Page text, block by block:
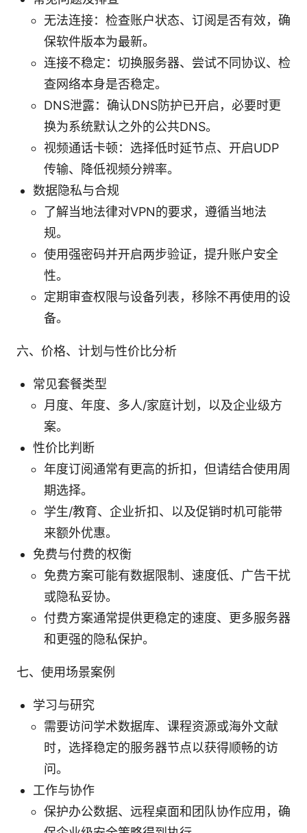
无法连接：检查账户状态、订阅是否有效，确
保软件版本为最新。
连接不稳定：切换服务器、尝试不同协议、检
查网络本身是否稳定。
DNS泄露：确认DNS防护已开启，必要时更
换为系统默认之外的公共DNS。
视频通话卡顿：选择低时延节点、开启UDP
传输、降低视频分辨率。
数据隐私与合规
了解当地法律对VPN的要求，遵循当地法
规。
使用强密码并开启两步验证，提升账户安全
性。
定期审查权限与设备列表，移除不再使用的设
备。
六、价格、计划与性价比分析
常见套餐类型
月度、年度、多人/家庭计划，以及企业级方
案。
性价比判断
年度订阅通常有更高的折扣，但请结合使用周
期选择。
学生/教育、企业折扣、以及促销时机可能带
来额外优惠。
免费与付费的权衡
免费方案可能有数据限制、速度低、广告干扰
或隐私妥协。
付费方案通常提供更稳定的速度、更多服务器
和更强的隐私保护。
七、使用场景案例
学习与研究
需要访问学术数据库、课程资源或海外文献
时，选择稳定的服务器节点以获得顺畅的访
问。
工作与协作
保护办公数据、远程桌面和团队协作应用，确